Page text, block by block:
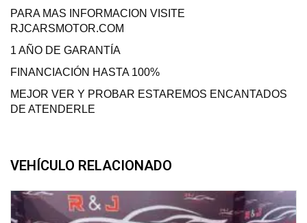
PARA MAS INFORMACION VISITE
RJCARSMOTOR.COM
1 AÑO DE GARANTÍA
FINANCIACIÓN HASTA 100%
MEJOR VER Y PROBAR ESTAREMOS ENCANTADOS
DE ATENDERLE
VEHÍCULO RELACIONADO